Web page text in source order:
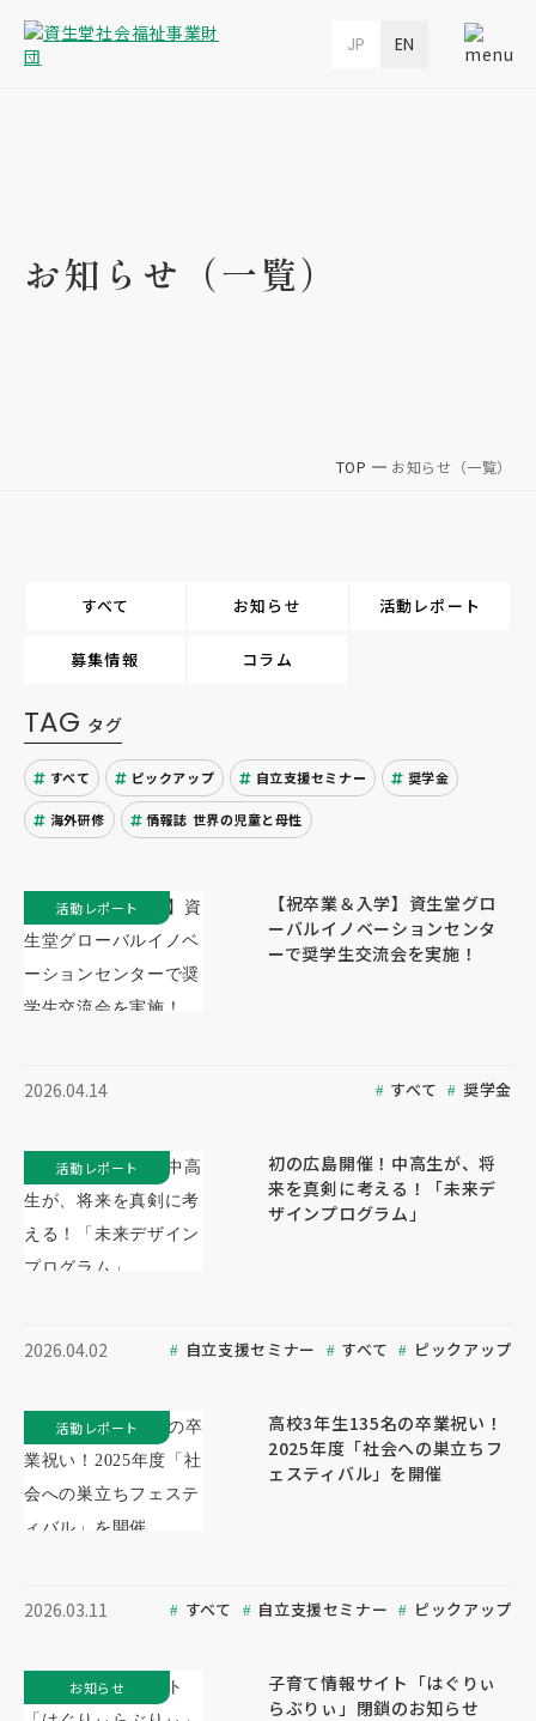
JP EN
お知らせ（一覧）
TOP お知らせ（一覧）
すべて お知らせ 活動レポート
募集情報 コラム
TAG タグ
すべて ピックアップ 自立支援セミナー 奨学金
海外研修 情報誌 世界の児童と母性
【祝卒業＆入学】資生堂グロ
ーバルイノベーションセンタ
ーで奨学生交流会を実施！
2026.04.14 すべて 奨学金
活動レポート
初の広島開催！中高生が、将
来を真剣に考える！「未来デ
ザインプログラム」
2026.04.02 自立支援セミナー すべて ピックアップ
活動レポート
高校3年生135名の卒業祝い！
2025年度「社会への巣立ちフ
ェスティバル」を開催
2026.03.11 すべて 自立支援セミナー ピックアップ
活動レポート
子育て情報サイト「はぐりぃ
らぶりぃ」閉鎖のお知らせ
お知らせ